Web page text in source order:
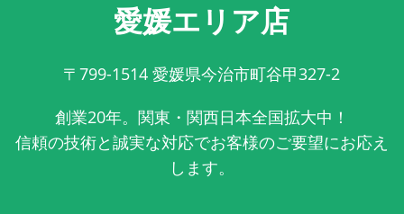
愛媛エリア店
〒799-1514 愛媛県今治市町谷甲327-2
創業20年。関東・関西日本全国拡大中！
信頼の技術と誠実な対応でお客様のご要望にお応え
します。